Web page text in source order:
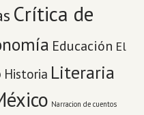
Crítica de
Educación El
Historia Literaria
Narracion de cuentos